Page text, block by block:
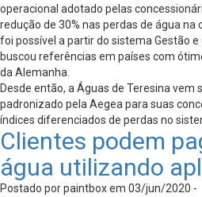
operacional adotado pelas
redução de 30% nas perdas de água na
foi possível a partir do sistema Gestão e
buscou referências em países com
da Alemanha.
Desde então, a Águas de Teresina vem
padronizado pela Aegea para suas
índices diferenciados de perdas no
Clientes podem
água utilizando
Postado por paintbox em 03/jun/2020 -